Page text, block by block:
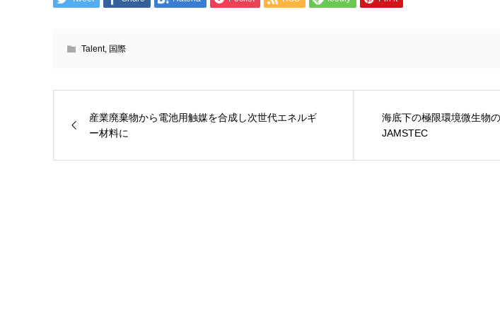
Talent, 国際
産業廃棄物から電池用触媒を合成し次世代エネルギ
ー材料に
海底下の極限環境微生物
JAMSTEC